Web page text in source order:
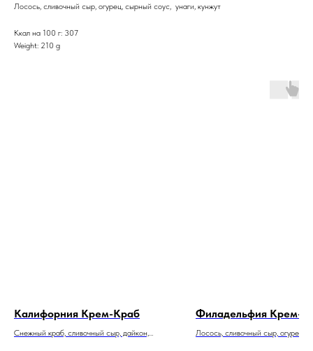
Лосось, сливочный сыр, огурец, сырный соус, унаги, кунжут
Ккал на 100 г: 307
Weight: 210 g
Калифорния Крем-Краб
Снежный краб, сливочный сыр, дайкон,
Филадельфия Крем-
Лосось, сливочный сыр, огурец